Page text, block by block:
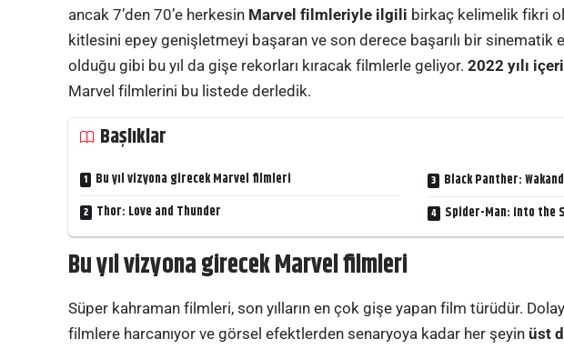
ancak 7’den 70’e herkesin Marvel filmleriyle ilgili birkaç kelimelik fikri
kitlesini epey genişletmeyi başaran ve son derece başarılı bir sinematik
olduğu gibi bu yıl da gişe rekorları kıracak filmlerle geliyor.2022 yılı
Marvel filmlerini bu listede derledik.
Başlıklar
Bu yıl vizyona girecek Marvel filmleri
Thor: Love and Thunder
Black Panther:
Spider-Man: Into the
Bu yıl vizyona girecek Marvel filmleri
Süper kahraman filmleri, son yılların en çok gişe yapan film türüdür.
filmlere harcanıyor ve görsel efektlerden senaryoya kadar her şeyinüst